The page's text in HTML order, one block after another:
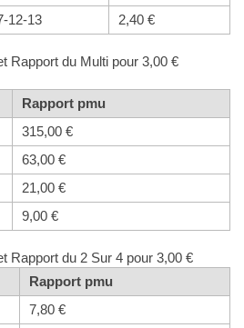
12-13 2,40 €
Rapport du Multi pour 3,00 €
Rapport pmu
315,00 €
63,00 €
21,00 €
9,00 €
Rapport du 2 Sur 4 pour 3,00 €
Rapport pmu
7,80 €